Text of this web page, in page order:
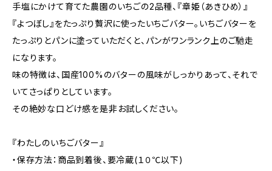
手塩にかけて育てた農園のいちごの2品種、『章姫（あきひめ）』
『よつぼし』をたっぷり贅沢に使ったいちごバター。いちごバターを
たっぷりとパンに塗っていただくと、パンがワンランク上のご馳走
になります。
味の特徴は、国産100%のバターの風味がしっかりあって、それで
いてさっぱりとしています。
その絶妙な口どけ感を是非お試しください。
『わたしのいちごバター』
・保存方法：商品到着後、要冷蔵(１０℃以下)